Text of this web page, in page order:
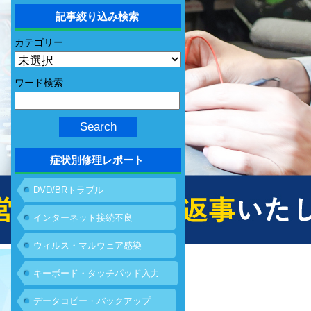
記事絞り込み検索
カテゴリー
ワード検索
症状別修理レポート
DVD/BRトラブル
インターネット接続不良
ウィルス・マルウェア感染
キーボード・タッチパッド入力
不具合
データコピー・バックアップ